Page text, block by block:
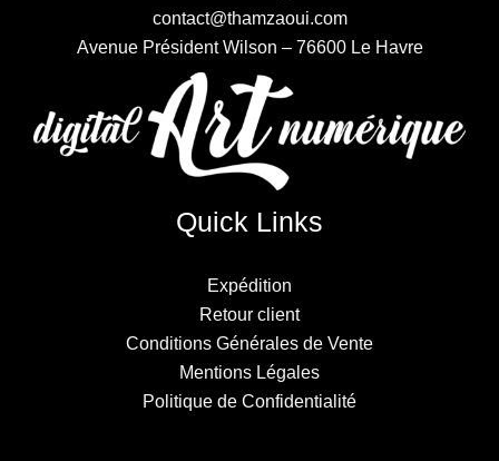
contact@thamzaoui.com
Avenue Président Wilson – 76600 Le Havre
Quick Links
Expédition
Retour client
Conditions Générales de Vente
Mentions Légales
Politique de Confidentialité